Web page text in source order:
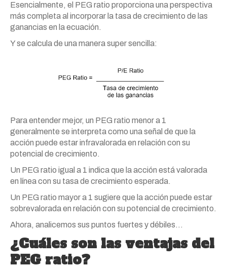
Esencialmente, el PEG ratio proporciona una perspectiva
más completa al incorporar la tasa de crecimiento de las
ganancias en la ecuación.
Y se calcula de una manera super sencilla:
Para entender mejor, un PEG ratio menor a 1
generalmente se interpreta como una señal de que la
acción puede estar infravalorada en relación con su
potencial de crecimiento.
Un PEG ratio igual a 1 indica que la acción está valorada
en línea con su tasa de crecimiento esperada.
Un PEG ratio mayor a 1 sugiere que la acción puede estar
sobrevalorada en relación con su potencial de crecimiento.
Ahora, analicemos sus puntos fuertes y débiles…
¿Cuáles son las ventajas del
PEG ratio?